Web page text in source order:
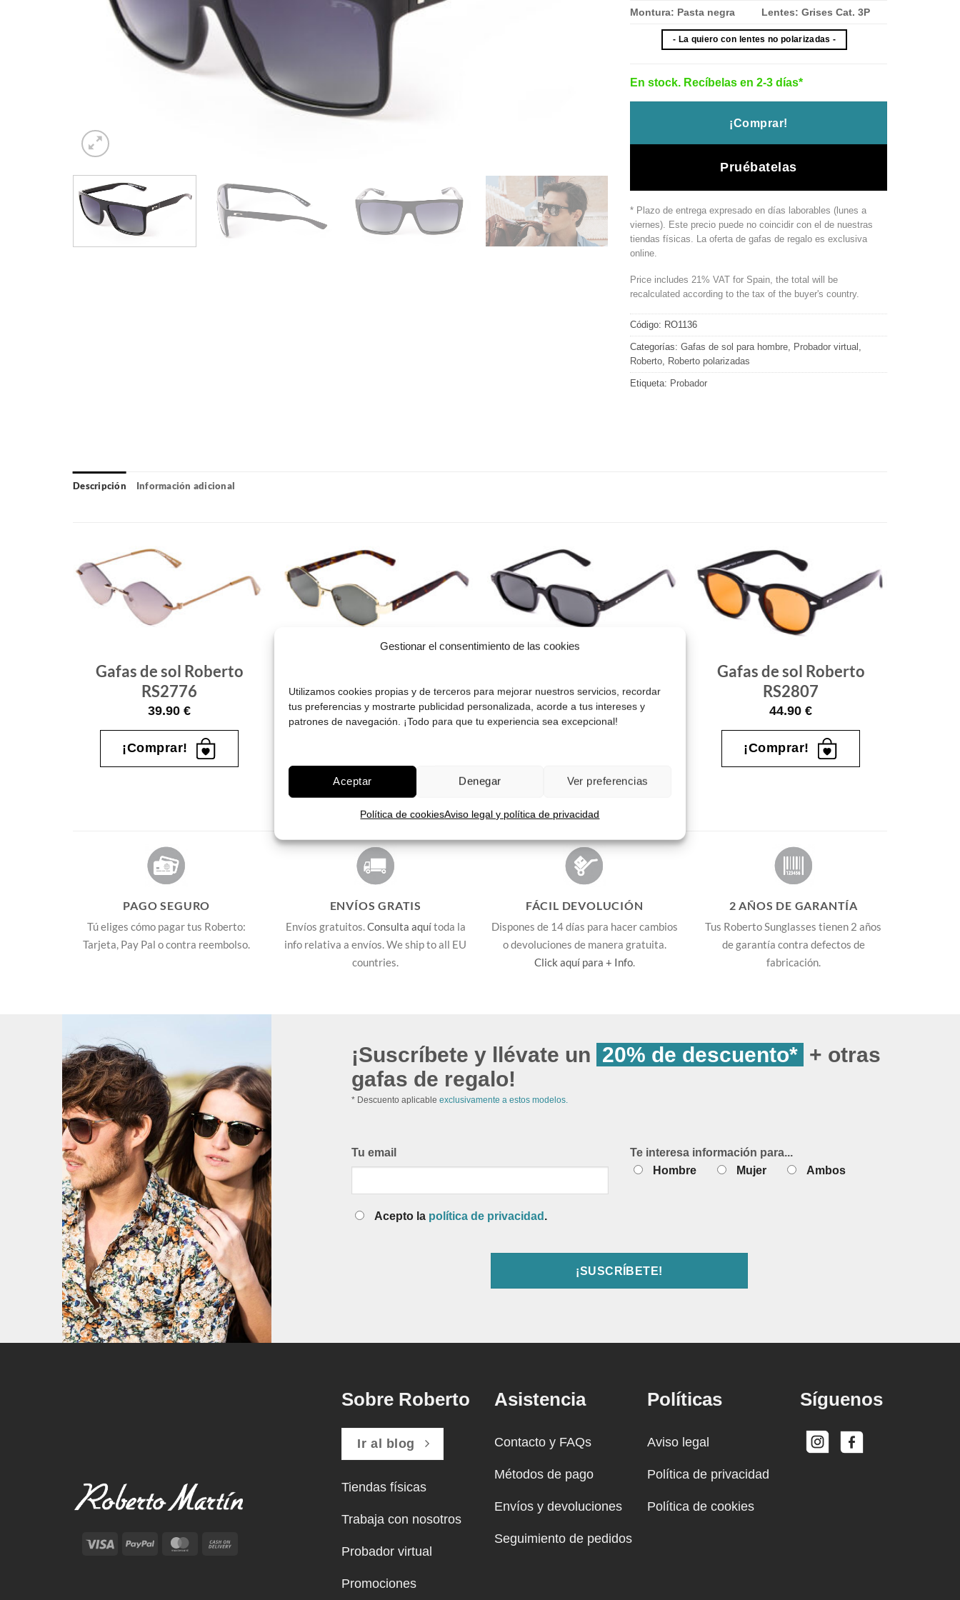
Gestionar el consentimiento de las cookies
Utilizamos cookies propias y de terceros para mejorar nuestros servicios, recordar
tus preferencias y mostrarte publicidad personalizada, acorde a tus intereses y
patrones de navegación. ¡Todo para que tu experiencia sea excepcional!
Aceptar Denegar Ver preferencias
Política de cookiesAviso legal y política de privacidad
Montura: Pasta negra Lentes: Grises Cat. 3P
- La quiero con lentes no polarizadas -
En stock. Recíbelas en 2-3 días*
¡Comprar!
Pruébatelas
* Plazo de entrega expresado en días laborables (lunes a
viernes). Este precio puede no coincidir con el de nuestras
tiendas físicas. La oferta de gafas de regalo es exclusiva
online.
Price includes 21% VAT for Spain, the total will be
recalculated according to the tax of the buyer's country.
Código: RO1136
Categorías: Gafas de sol para hombre Probador virtual
Roberto
Roberto polarizadas
Etiqueta: Probador
Descripción Información adicional
de sol
Gafas de sol Roberto
RS2776
39.90 €
¡Comprar!
Gafas
de sol
RS2800
44.90€
Gafas
de sol
RS2862
47.50€
Gafas
de sol
que
Gafas de sol Roberto
RS2807
44.90 €
¡Comprar!
PAGO SEGURO
Tú eliges cómo pagar tus Roberto:
Tarjeta, Pay Pal o contra reembolso.
ENVÍOS GRATIS
Envíos gratuitos.Consulta aquítoda la
info relativa a envíos. We ship to all EU
countries.
FÁCIL DEVOLUCIÓN
Dispones de 14 días para hacer cambios
o devoluciones de manera gratuita.
Click aquí para + Info.
2 AÑOS DE GARANTÍA
Tus Roberto Sunglasses tienen 2 años
de garantía contra defectos de
fabricación.
¡Suscríbete y llévate un 20% de descuento* + otras
gafas de regalo!
* Descuento aplicable exclusivamente a estos modelos.
Tu email
Acepto la política de privacidad .
Te interesa información para...
Hombre
Mujer Ambos
Visa PayPal MasterCard
Sobre Roberto
Ir al blog
Tiendas físicas
Trabaja con nosotros
Probador virtual
Promociones
Asistencia
Contacto y FAQs
Métodos de pago
Envíos y devoluciones
Seguimiento de pedidos
Políticas
Aviso legal
Política de privacidad
Política de cookies
Síguenos